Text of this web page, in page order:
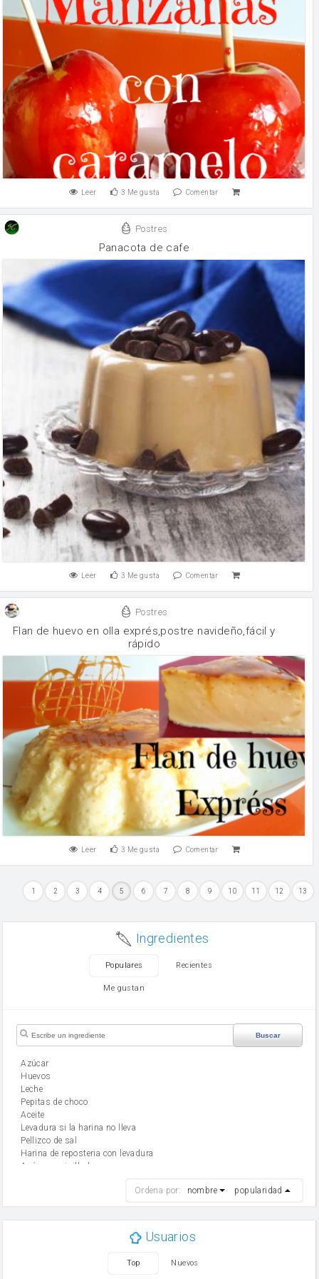
Leer 3 Me gusta Comentar
Postres
Panacota de cafe
Leer 3 Me gusta Comentar
Postres
Flan de huevo en olla exprés,postre navideño,fácil y
rápido
Leer 3 Me gusta Comentar
1 2 3 4 5 6 7 8 9 10 11 12 13
Ingredientes
Populares Recientes
Me gustan
Buscar
Azúcar
huevos
leche
Pepitas de choco
aceite
Levadura si la harina no lleva
Pellizco de sal
Harina de reposteria con levadura
Azúcar avainillado
mantequilla
Ordena por: nombre popularidad
Usuarios
Top Nuevos